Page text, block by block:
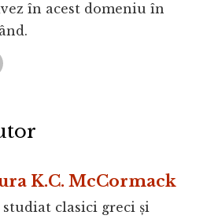
în acest domeniu în
K.C. McCormack
studiat clasici greci și